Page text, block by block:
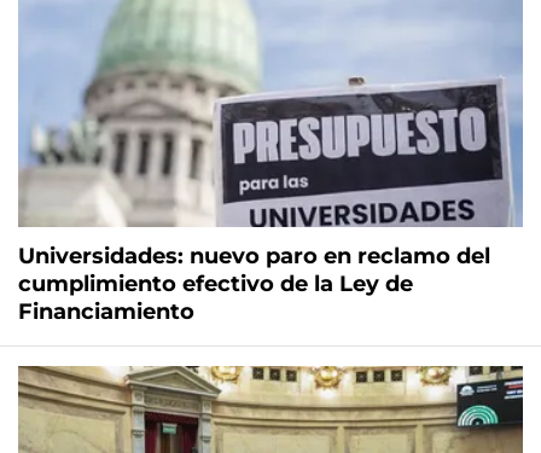
Universidades: nuevo paro en reclamo del
cumplimiento efectivo de la Ley de
Financiamiento